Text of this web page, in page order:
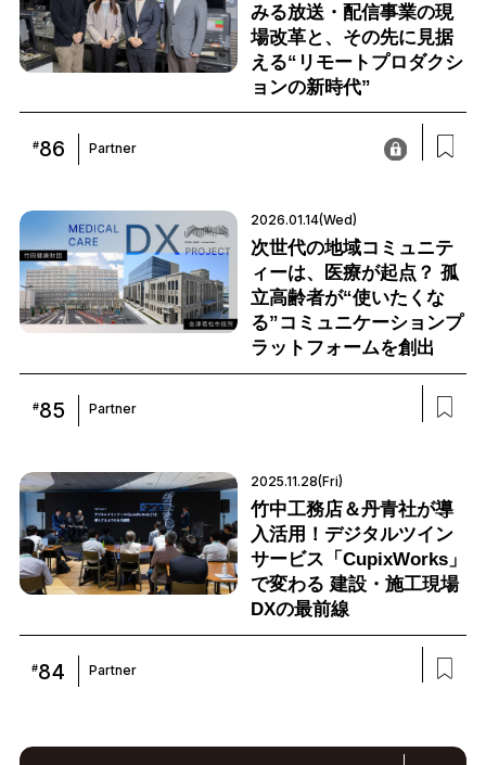
みる放送・配信事業の現
場改革と、その先に見据
える“リモートプロダクシ
ョンの新時代”
#86 Partner
2026.01.14(Wed)
次世代の地域コミュニテ
ィーは、医療が起点？ 孤
立高齢者が“使いたくな
る”コミュニケーションプ
ラットフォームを創出
#85 Partner
2025.11.28(Fri)
竹中工務店＆丹青社が導
入活用！デジタルツイン
サービス「CupixWorks」
で変わる 建設・施工現場
DXの最前線
#84 Partner